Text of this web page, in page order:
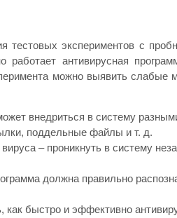
тестовых экспериментов с
работает антивирусная
можно выявить
внедриться в систему
поддельные файлы и т. д.
– проникнуть в систему
должна правильно
как быстро и эффективно